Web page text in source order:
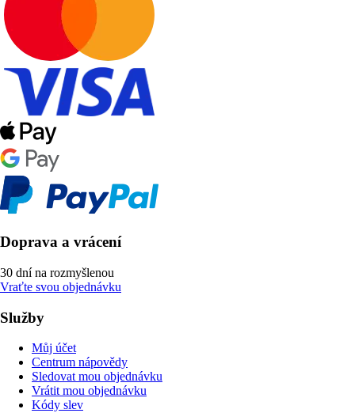
Doprava a vrácení
30 dní na rozmyšlenou
Vraťte svou objednávku
Služby
Můj účet
Centrum nápovědy
Sledovat mou objednávku
Vrátit mou objednávku
Kódy slev